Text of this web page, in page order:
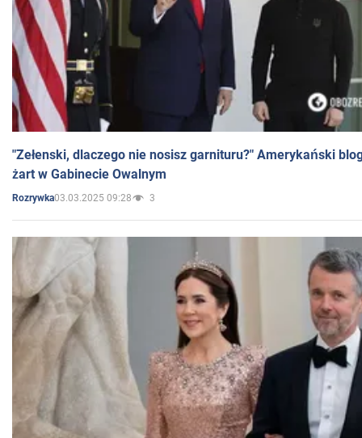
"Zełenski, dlaczego nie nosisz garnituru?" Amerykański
żart w Gabinecie Owalnym
Rozrywka03.03.2025 09:28 3